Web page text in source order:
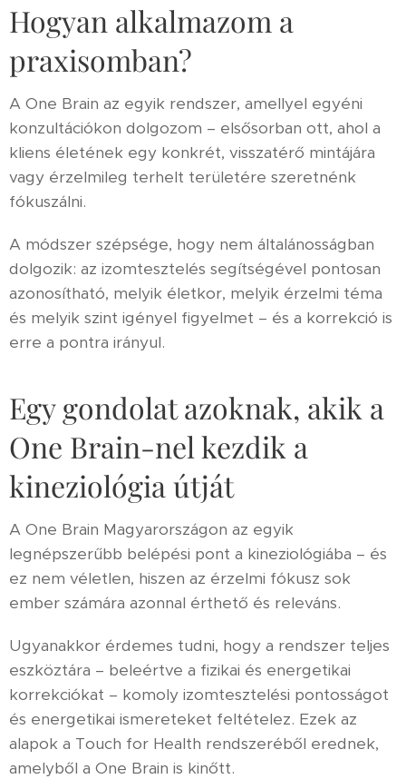
Hogyan alkalmazom a
praxisomban?
A One Brain az egyik rendszer, amellyel egyéni
konzultációkon dolgozom – elsősorban ott, ahol a
kliens életének egy konkrét, visszatérő mintájára
vagy érzelmileg terhelt területére szeretnénk
fókuszálni.
A módszer szépsége, hogy nem általánosságban
dolgozik: az izomtesztelés segítségével pontosan
azonosítható, melyik életkor, melyik érzelmi téma
és melyik szint igényel figyelmet – és a korrekció is
erre a pontra irányul.
Egy gondolat azoknak, akik a
One Brain-nel kezdik a
kineziológia útját
A One Brain Magyarországon az egyik
legnépszerűbb belépési pont a kineziológiába – és
ez nem véletlen, hiszen az érzelmi fókusz sok
ember számára azonnal érthető és releváns.
Ugyanakkor érdemes tudni, hogy a rendszer teljes
eszköztára – beleértve a fizikai és energetikai
korrekciókat – komoly izomtesztelési pontosságot
és energetikai ismereteket feltételez. Ezek az
alapok a Touch for Health rendszeréből erednek,
amelyből a One Brain is kinőtt.